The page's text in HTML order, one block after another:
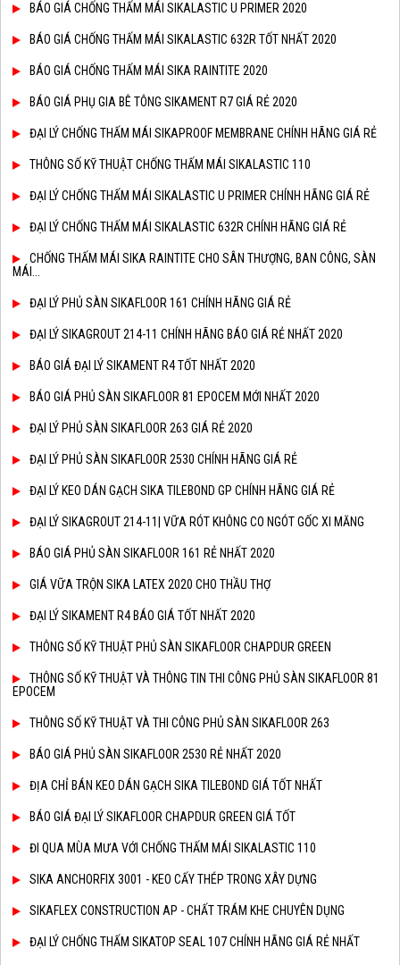
BÁO GIÁ CHỐNG THẤM MÁI SIKALASTIC U PRIMER 2020
BÁO GIÁ CHỐNG THẤM MÁI SIKALASTIC 632R TỐT NHẤT 2020
BÁO GIÁ CHỐNG THẤM MÁI SIKA RAINTITE 2020
BÁO GIÁ PHỤ GIA BÊ TÔNG SIKAMENT R7 GIÁ RẺ 2020
ĐẠI LÝ CHỐNG THẤM MÁI SIKAPROOF MEMBRANE CHÍNH HÃNG GIÁ RẺ
THÔNG SỐ KỸ THUẬT CHỐNG THẤM MÁI SIKALASTIC 110
ĐẠI LÝ CHỐNG THẤM MÁI SIKALASTIC U PRIMER CHÍNH HÃNG GIÁ RẺ
ĐẠI LÝ CHỐNG THẤM MÁI SIKALASTIC 632R CHÍNH HÃNG GIÁ RẺ
CHỐNG THẤM MÁI SIKA RAINTITE CHO SÂN THƯỢNG, BAN CÔNG, SÀN
MÁI...
ĐẠI LÝ PHỦ SÀN SIKAFLOOR 161 CHÍNH HÃNG GIÁ RẺ
ĐẠI LÝ SIKAGROUT 214-11 CHÍNH HÃNG BÁO GIÁ RẺ NHẤT 2020
BÁO GIÁ ĐẠI LÝ SIKAMENT R4 TỐT NHẤT 2020
BÁO GIÁ PHỦ SÀN SIKAFLOOR 81 EPOCEM MỚI NHẤT 2020
ĐẠI LÝ PHỦ SÀN SIKAFLOOR 263 GIÁ RẺ 2020
ĐẠI LÝ PHỦ SÀN SIKAFLOOR 2530 CHÍNH HÃNG GIÁ RẺ
ĐẠI LÝ KEO DÁN GẠCH SIKA TILEBOND GP CHÍNH HÃNG GIÁ RẺ
ĐẠI LÝ SIKAGROUT 214-11| VỮA RÓT KHÔNG CO NGÓT GỐC XI MĂNG
BÁO GIÁ PHỦ SÀN SIKAFLOOR 161 RẺ NHẤT 2020
GIÁ VỮA TRỘN SIKA LATEX 2020 CHO THẦU THỢ
ĐẠI LÝ SIKAMENT R4 BÁO GIÁ TỐT NHẤT 2020
THÔNG SỐ KỸ THUẬT PHỦ SÀN SIKAFLOOR CHAPDUR GREEN
THÔNG SỐ KỸ THUẬT VÀ THÔNG TIN THI CÔNG PHỦ SÀN SIKAFLOOR 81
EPOCEM
THÔNG SỐ KỸ THUẬT VÀ THI CÔNG PHỦ SÀN SIKAFLOOR 263
BÁO GIÁ PHỦ SÀN SIKAFLOOR 2530 RẺ NHẤT 2020
ĐỊA CHỈ BÁN KEO DÁN GẠCH SIKA TILEBOND GIÁ TỐT NHẤT
BÁO GIÁ ĐẠI LÝ SIKAFLOOR CHAPDUR GREEN GIÁ TỐT
ĐI QUA MÙA MƯA VỚI CHỐNG THẤM MÁI SIKALASTIC 110
SIKA ANCHORFIX 3001 - KEO CẤY THÉP TRONG XÂY DỰNG
SIKAFLEX CONSTRUCTION AP - CHẤT TRÁM KHE CHUYÊN DỤNG
ĐẠI LÝ CHỐNG THẤM SIKATOP SEAL 107 CHÍNH HÃNG GIÁ RẺ NHẤT